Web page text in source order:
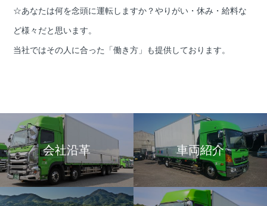
☆あなたは何を念頭に運転しますか？やりがい・休み・給料な
ど様々だと思います。
当社ではその人に合った「働き方」も提供しております。
会社沿革 車両紹介